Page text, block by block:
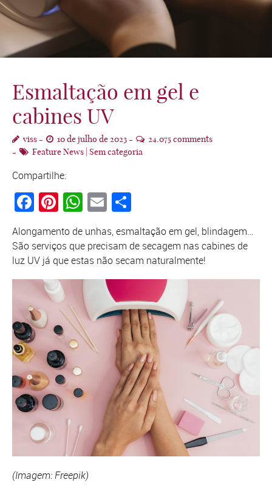
Esmaltação em gel e
cabines UV
viss 10 de julho de 2023
24.075 comments
Feature News Sem categoria
Compartilhe:
Facebook
Pinterest
WhatsApp
Email
Alongamento de unhas, esmaltação em gel, blindagem…
São serviços que precisam de secagem nas cabines de
luz UV já que estas não secam naturalmente!
(Imagem: Freepik)